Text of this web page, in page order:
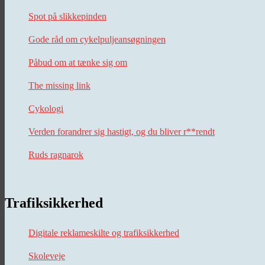
Spot på slikkepinden
Gode råd om cykelpuljeansøgningen
Påbud om at tænke sig om
The missing link
Cykologi
Verden forandrer sig hastigt, og du bliver r**rendt
Ruds ragnarok
Trafiksikkerhed
Digitale reklameskilte og trafiksikkerhed
Skoleveje